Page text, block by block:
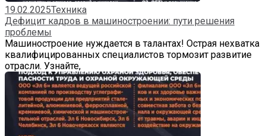
19.02.2025Техника
Дефицит кадров в машиностроении: пути решения
проблемы
Машиностроение нуждается в талантах! Острая нехватка
квалифицированных специалистов тормозит развитие
отрасли. Узнайте,